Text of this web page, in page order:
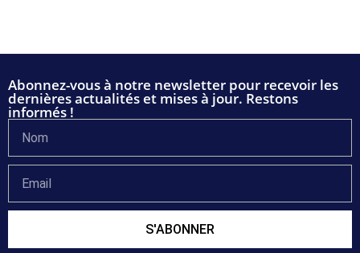
Abonnez-vous à notre newsletter pour recevoir les
dernières actualités et mises à jour. Restons
informés !
S'ABONNER